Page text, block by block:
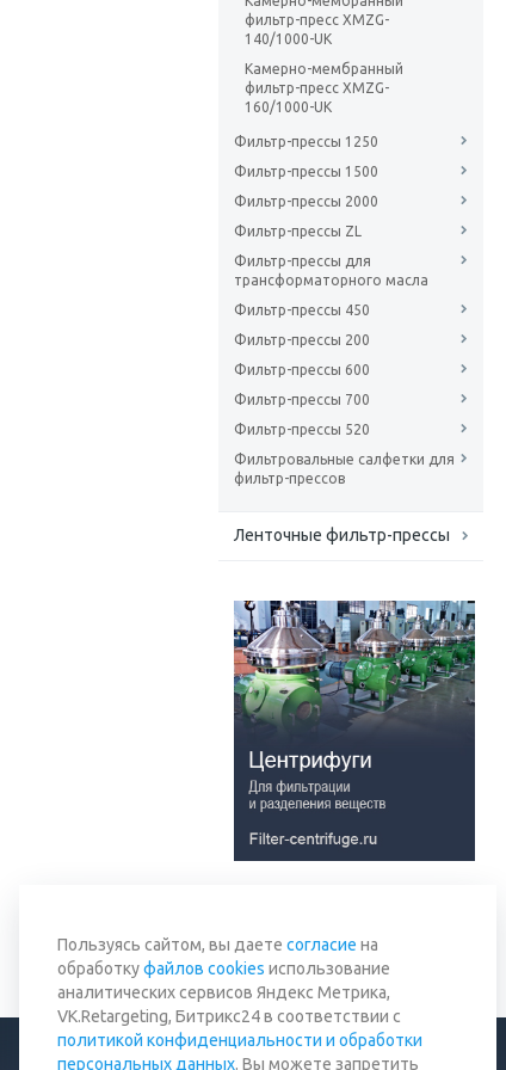
фильтр-пресс XMZG-
140/1000-UK
Камерно-мембранный
фильтр-пресс XMZG-
160/1000-UK
Фильтр-прессы 1250
Фильтр-прессы 1500
Фильтр-прессы 2000
Фильтр-прессы ZL
Фильтр-прессы для
трансформаторного масла
Фильтр-прессы 450
Фильтр-прессы 200
Фильтр-прессы 600
Фильтр-прессы 700
Фильтр-прессы 520
Фильтровальные салфетки для
фильтр-прессов
Ленточные фильтр-прессы
Вернуться к списку
Пользуясь сайтом, вы даете согласие на
обработкуфайлов cookies использование
аналитических сервисов Яндекс Метрика,
VK.Retargeting, Битрикс24 в соответствии с
политикой конфиденциальности и обработки
персональных данных. Вы можете запретить